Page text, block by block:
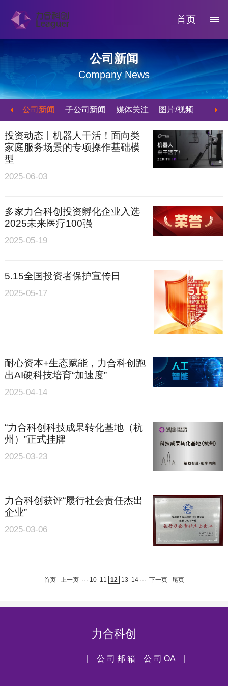
首页
公司新闻
Company News
公司新闻 子公司新闻 媒体关注 图片/视频
投资动态丨机器人干活！面向类
家庭服务场景的专项操作基础模
型
2025-06-03
多家力合科创投资孵化企业入选
2025未来医疗100强
2025-05-19
5.15全国投资者保护宣传日
2025-05-17
耐心资本+生态赋能，力合科创跑
出AI硬科技培育“加速度”
2025-04-14
“力合科创科技成果转化基地（杭
州）”正式挂牌
2025-03-23
力合科创获评“履行社会责任杰出
企业”
2025-03-06
首页 上一页 ··· 10 11 12 13 14 ··· 下一页 尾页
力合科创
公 司 OA |
| 公 司 邮 箱